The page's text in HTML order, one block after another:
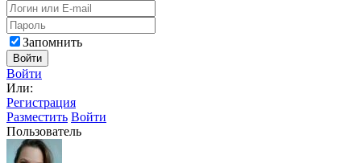
Запомнить
Войти
Войти
Или:
Регистрация
Разместить Войти
Пользователь